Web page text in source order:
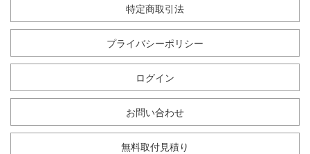
特定商取引法
プライバシーポリシー
ログイン
お問い合わせ
無料取付見積り